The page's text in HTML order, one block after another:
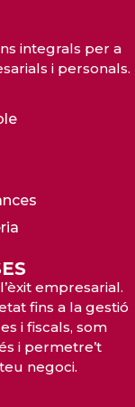
integrals per a
i personals.
empresarial.
fins a la gestió
i fiscals, som
i permetre’t
negoci.